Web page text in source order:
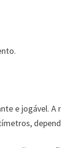
e jogável.